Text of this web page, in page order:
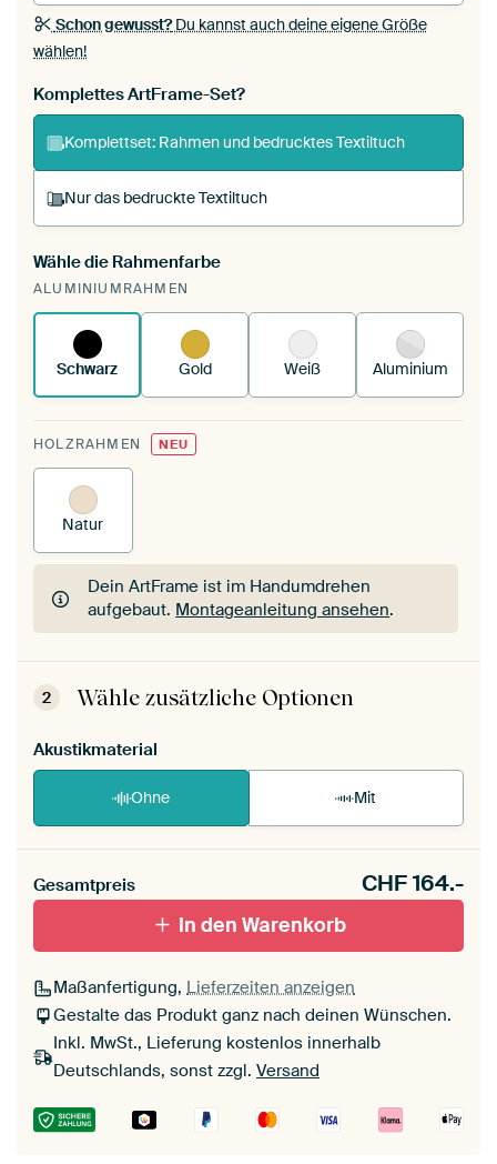
Schon gewusst?Du kannst auch deine eigene Größe
wählen!
Komplettes ArtFrame-Set?
Komplettset: Rahmen und bedrucktes Textiltuch
Nur das bedruckte Textiltuch
Du spannst einen wechselbaren Textiltuch in
deinen vorhandenen ArtFrame™.
funktioniert es.
Wähle die Rahmenfarbe
ALUMINIUMRAHMEN
Schwarz Gold Weiß Aluminium
HOLZRAHMEN NEU
Natur
Dein ArtFrame ist im Handumdrehen
aufgebaut. Montageanleitung ansehen.
Dein ArtFrame ist im Handumdrehen
aufgebaut.Montageanleitung ansehen
2 Wähle zusätzliche Optionen
Akustikmaterial
Ohne Mit
Gesamtpreis CHF164.-
In den Warenkorb
Maßanfertigung, Lieferzeiten anzeigen
Gestalte das Produkt ganz nach deinen Wünschen.
Inkl. MwSt., Lieferung kostenlos innerhalb
Deutschlands, sonst zzgl. Versand